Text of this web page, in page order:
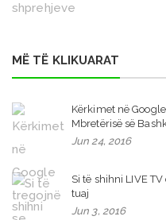
MË TË KLIKUARAT
Kërkimet në
Mbretërisë së
Jun 24, 2016
Si të shihni LIVE
tuaj
Jun 3, 2016